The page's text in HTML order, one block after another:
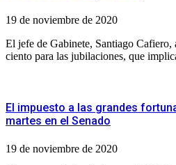
19 de noviembre de 2020
El jefe de Gabinete, Santiago
ciento para las jubilaciones, que
El impuesto a las grandes
martes en el Senado
19 de noviembre de 2020